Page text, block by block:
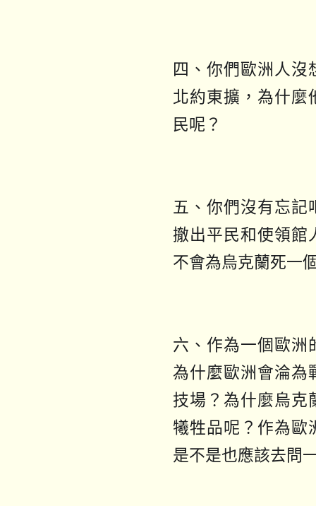
四、你們歐洲人沒
北約東擴，為什麼
民呢？
五、你們沒有忘記
撤出平民和使領館
不會為烏克蘭死一
六、作為一個歐洲
為什麼歐洲會淪為
技場？為什麼烏克
犧牲品呢？作為歐
是不是也應該去問